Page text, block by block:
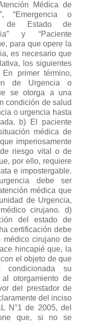
Médica de
“Emergencia o
de Estado de
y “Paciente
para que opere la
es necesario que
los siguientes
primer término,
de Urgencia o
se otorga a una
condición de salud
o urgencia hasta
b) El paciente
médica de
imperiosamente
riesgo vital o de
por ello, requiere
e impostergable.
debe ser
médica que
de Urgencia,
cirujano. d)
del estado de
certificación debe
médico cirujano de
hincapié que, la
el objeto de que
condicionada su
otorgamiento de
del prestador de
del inciso
N°1 de 2005, del
que, si no se